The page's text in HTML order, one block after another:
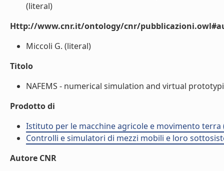
(literal)
Http://www.cnr.it/ontology/cnr/
Miccoli G. (literal)
Titolo
NAFEMS - numerical simulation and virtual
Prodotto di
Istituto per le macchine agricole e movimento terra
Controlli e simulatori di mezzi mobili e loro
Autore CNR